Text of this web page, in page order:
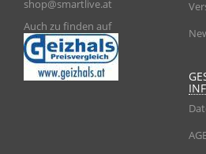
shop@smartlive.at
Auch zu finden auf